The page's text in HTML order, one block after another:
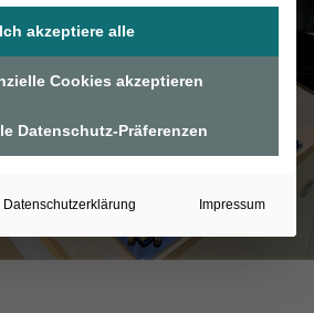
Solutions
Ich akzeptiere alle
Cookies akzeptieren
Datenschutz-Präferenzen
Datenschutzerklärung Impressum